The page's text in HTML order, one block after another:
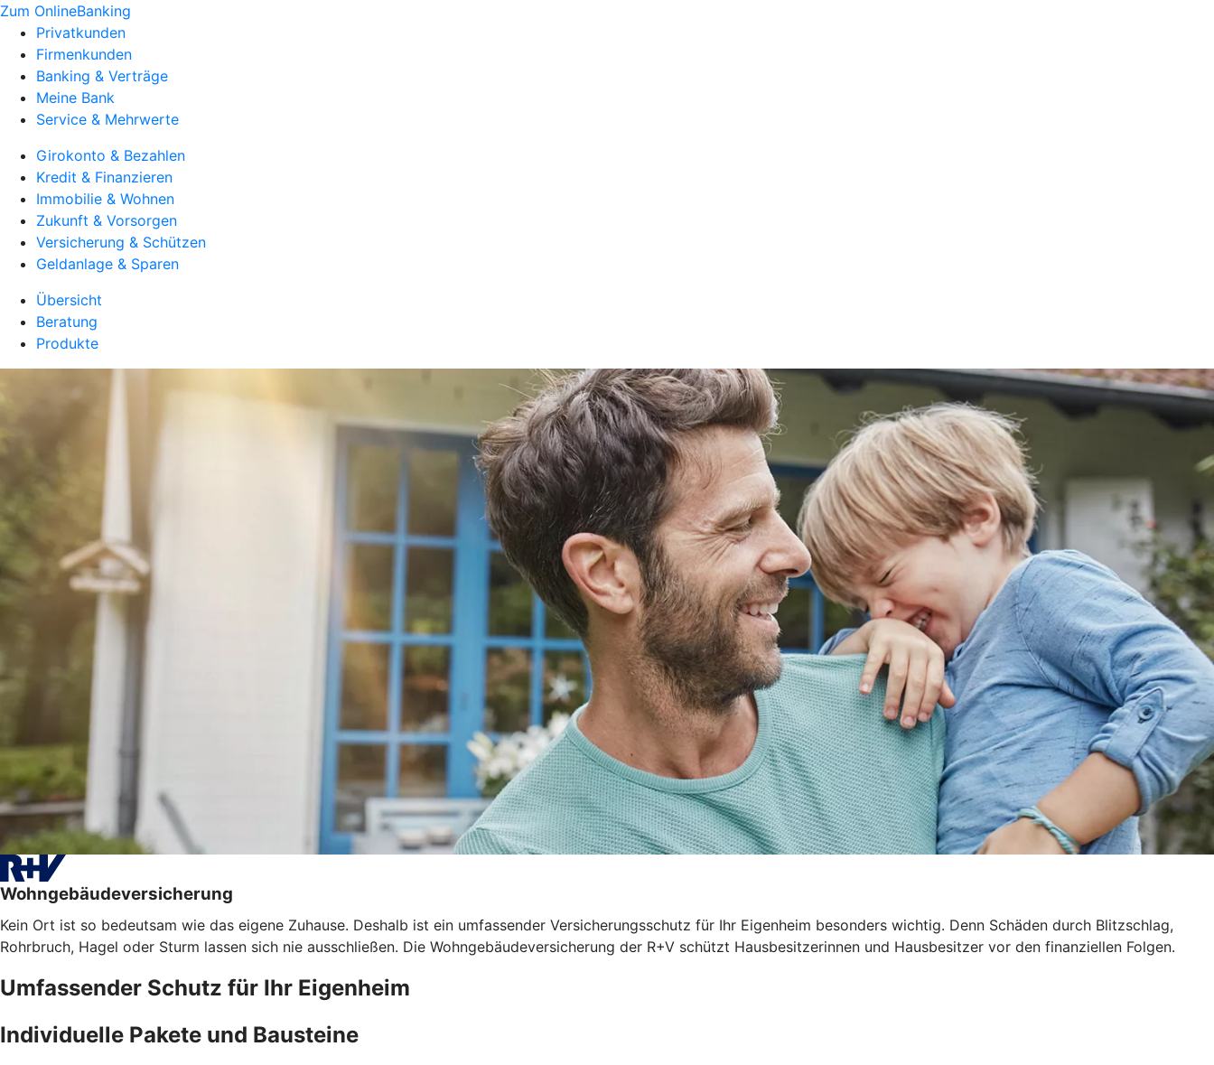
Zum OnlineBanking
Privatkunden
Firmenkunden
Banking & Verträge
Meine Bank
Service & Mehrwerte
Girokonto & Bezahlen
Kredit & Finanzieren
Immobilie & Wohnen
Zukunft & Vorsorgen
Versicherung & Schützen
Geldanlage & Sparen
Übersicht
Beratung
Produkte
Wohngebäudeversicherung
Kein Ort ist so bedeutsam wie das eigene Zuhause. Deshalb ist ein umfassender Versicherungsschutz für Ihr Eigenheim besonders wichtig. Denn Schäden durch Blitzschlag,
Rohrbruch, Hagel oder Sturm lassen sich nie ausschließen. Die Wohngebäudeversicherung der R+V schützt Hausbesitzerinnen und Hausbesitzer vor den finanziellen Folgen.
Umfassender Schutz für Ihr Eigenheim
Individuelle Pakete und Bausteine